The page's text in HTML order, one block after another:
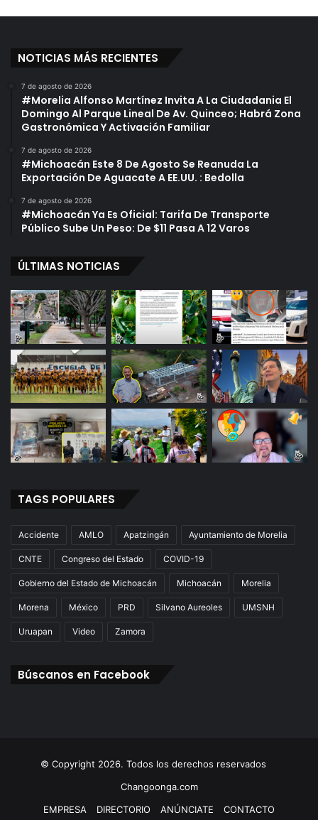
i
c
o
NOTICIAS MÁS RECIENTES
7 de agosto de 2026
#Morelia Alfonso Martínez Invita A La Ciudadania El
Domingo Al Parque Lineal De Av. Quinceo; Habrá Zona
Gastronómica Y Activación Familiar
7 de agosto de 2026
#Michoacán Este 8 De Agosto Se Reanuda La
Exportación De Aguacate A EE.UU. : Bedolla
7 de agosto de 2026
#Michoacán Ya Es Oficial: Tarifa De Transporte
Público Sube Un Peso: De $11 Pasa A 12 Varos
ÚLTIMAS NOTICIAS
TAGS POPULARES
Accidente AMLO Apatzingán Ayuntamiento de Morelia
CNTE Congreso del Estado COVID-19
Gobierno del Estado de Michoacán Michoacán Morelia
Morena México PRD Silvano Aureoles UMSNH
Uruapan Video Zamora
Búscanos en Facebook
© Copyright 2026. Todos los derechos reservados
Changoonga.com
EMPRESA
DIRECTORIO ANÚNCIATE CONTACTO